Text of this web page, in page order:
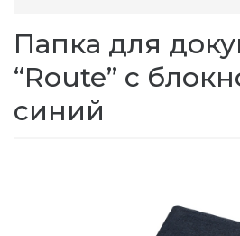
Папка для
“Route” с
синий